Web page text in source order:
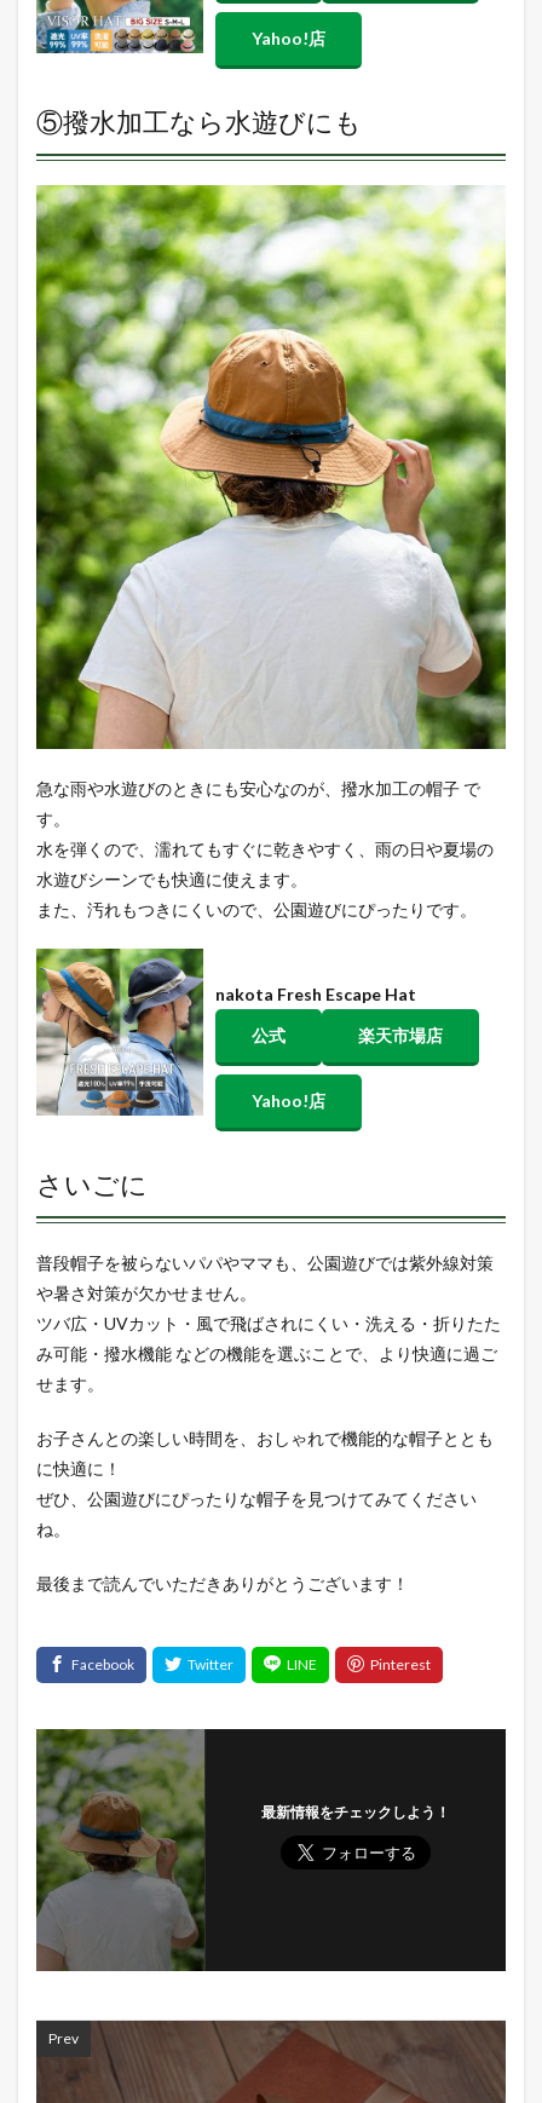
Yahoo!店
⑤撥水加工なら水遊びにも
急な雨や水遊びのときにも安心なのが、撥水加工の帽子 で
す。
水を弾くので、濡れてもすぐに乾きやすく、雨の日や夏場の
水遊びシーンでも快適に使えます。
また、汚れもつきにくいので、公園遊びにぴったりです。
nakota Fresh Escape Hat
公式
楽天市場店
Yahoo!店
さいごに
普段帽子を被らないパパやママも、公園遊びでは紫外線対策
や暑さ対策が欠かせません。
ツバ広・UVカット・風で飛ばされにくい・洗える・折りたた
み可能・撥水機能 などの機能を選ぶことで、より快適に過ご
せます。
お子さんとの楽しい時間を、おしゃれで機能的な帽子ととも
に快適に！
ぜひ、公園遊びにぴったりな帽子を見つけてみてください
ね。
最後まで読んでいただきありがとうございます！
最新情報をチェックしよう！
Prev